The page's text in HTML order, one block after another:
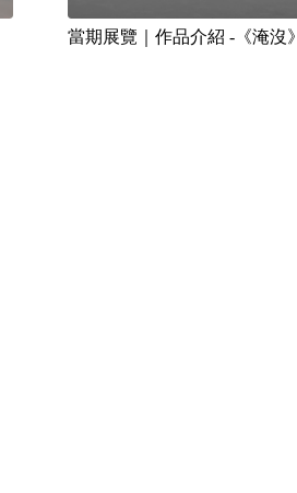
當期展覽｜作品介紹 -《淹沒》